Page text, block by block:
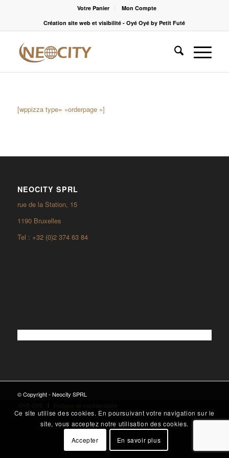
Votre Panier
Mon Compte
Création site web et visibilité - Oyé Oyé by Petit Futé
[wppizza type= »orderpage »]
NEOCITY SPRL
rue de la Station, 15
1190 Bruxelles
Tel : +32 (0)2 374 63 84
© Copyright - Neocity SPRL
Ce site utilise des cookies. En poursuivant votre navigation sur le
site, vous acceptez notre utilisation des cookies.
Accepter
En savoir plus